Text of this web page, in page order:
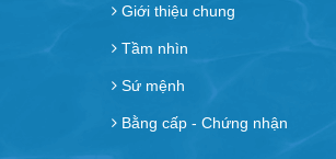
Giới thiệu chung
Tầm nhìn
Sứ mệnh
Bằng cấp - Chứng nhận